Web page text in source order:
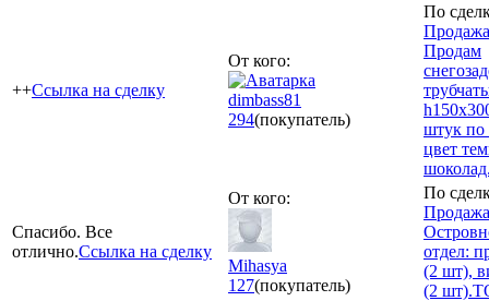
++Ссылка на сделку
От кого:
dimbass81
294(покупатель)
По
Продам
штук по
цвет
Спасибо. Все
отлично.Ссылка на сделку
От кого:
Mihasya
127(покупатель)
По
отдел:
(2 шт),
(2